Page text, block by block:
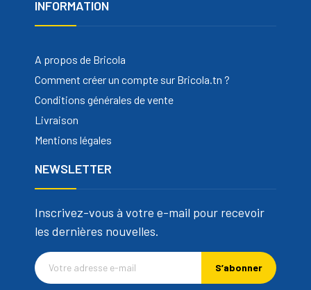
INFORMATION
A propos de Bricola
Comment créer un compte sur Bricola.tn ?
Conditions générales de vente
Livraison
Mentions légales
NEWSLETTER
Inscrivez-vous à votre e-mail pour recevoir
les dernières nouvelles.
S’abonner